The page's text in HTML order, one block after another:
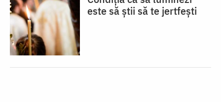
este să știi să te jertfești